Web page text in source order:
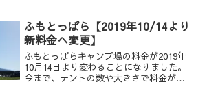
ふもとっぱら【2019年10/14より
新料金へ変更】
ふもとっぱらキャンプ場の料金が2019年
10月14日より変わることになりました。
今まで、テントの数や大きさで料金が設